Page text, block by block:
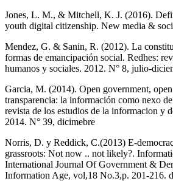
Jones, L. M., & Mitchell, K. J. (2016).
youth digital citizenship. New media &
Mendez, G. & Sanin, R. (2012). La
formas de emancipación social. Redhes:
humanos y sociales. 2012. N° 8, julio-
Garcia, M. (2014). Open government,
transparencia: la información como nexo
revista de los estudios de la informacion y
2014. N° 39, dicimebre
Norris, D. y Reddick, C.(2013) E-
grassroots: Not now .. not likely?.
International Journal Of Government &
Information Age, vol,18 No.3,p. 201-216.